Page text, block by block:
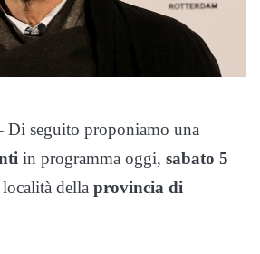
seguito proponiamo una
in programma oggi, sabato 5
della provincia di